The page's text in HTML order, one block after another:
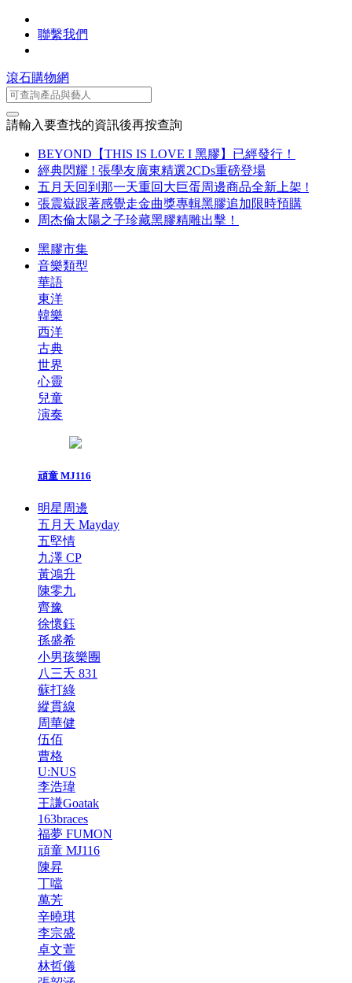
聯繫我們
滾石購物網
請輸入要查找的資訊後再按查詢
BEYOND【THIS IS LOVE I 黑膠】已經發行！
經典閃耀 ! 張學友廣東精選2CDs重磅登場
五月天回到那一天重回大巨蛋周邊商品全新上架 !
張震嶽跟著感覺走金曲獎專輯黑膠追加限時預購
周杰倫太陽之子珍藏黑膠精雕出擊！
黑膠市集
音樂類型
華語
東洋
韓樂
西洋
古典
世界
心靈
兒童
演奏
頑童 MJ116
明星周邊
五月天 Mayday
五堅情
九澤 CP
黃鴻升
陳零九
齊豫
徐懷鈺
孫盛希
小男孩樂團
八三夭 831
蘇打綠
縱貫線
周華健
伍佰
曹格
U:NUS
李浩瑋
王謙Goatak
163braces
福夢 FUMON
頑童 MJ116
陳昇
丁噹
萬芳
辛曉琪
李宗盛
卓文萱
林哲儀